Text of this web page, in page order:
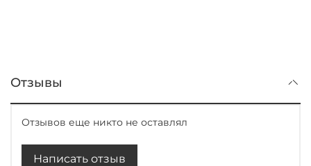
Отзывы
Отзывов еще никто не оставлял
Написать отзыв